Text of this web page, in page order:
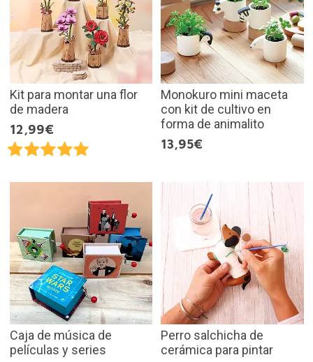
Kit para montar una flor
de madera
12,99€
Monokuro mini maceta
con kit de cultivo en
forma de animalito
13,95€
Caja de música de
películas y series
Perro salchicha de
cerámica para pintar